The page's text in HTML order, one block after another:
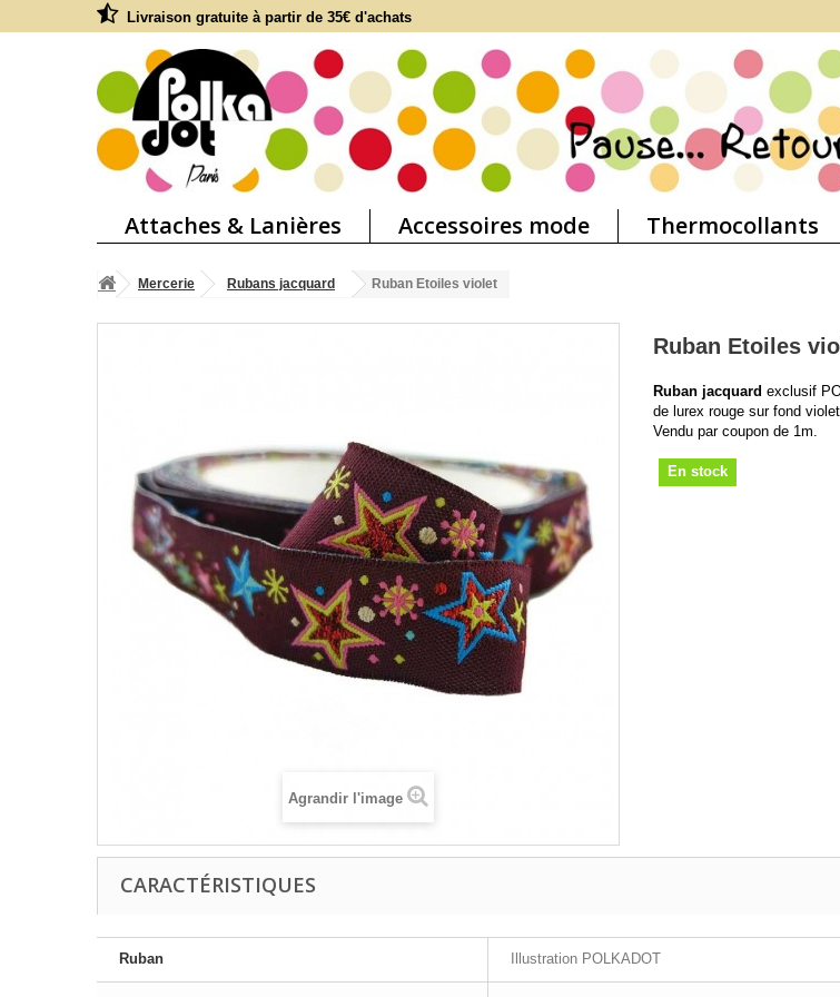
Livraison gratuite à partir de 35€ d'achats
Attaches & Lanières Accessoires mode Thermocollants
Mercerie Rubans jacquard Ruban Etoiles violet
Agrandir l'image
Ruban Etoiles
Ruban jacquard exclusif
de lurex rouge sur fond
Vendu par coupon de 1m.
En stock
CARACTÉRISTIQUES
Ruban Illustration POLKADOT